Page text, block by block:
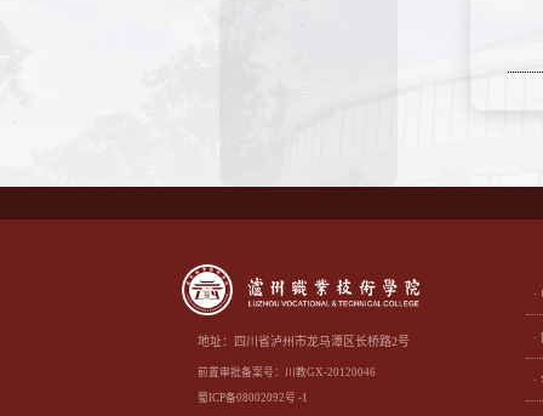
地址：四川省泸州市龙马潭区长桥路2号
前置审批备案号：川教GX-20120046
蜀ICP备08002092号 -1
·
·
·